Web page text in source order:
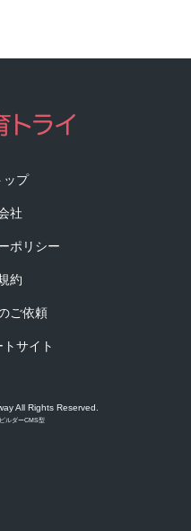
ップ
社
ポリシー
約
ご依頼
サイト
All Rights Reserved.
ルダーCMS型